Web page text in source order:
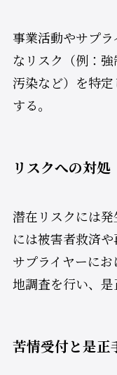
事業活動やサプ
なリスク（例：
汚染など）を特
する​。
リスクへの対処
潜在リスクには
には被害者救済
サプライヤーに
地調査を行い、是
苦情受付と是正